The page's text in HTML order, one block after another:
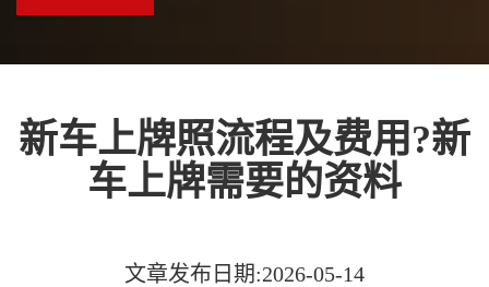
新车上牌照流程及费用?新
车上牌需要的资料
文章发布日期:2026-05-14